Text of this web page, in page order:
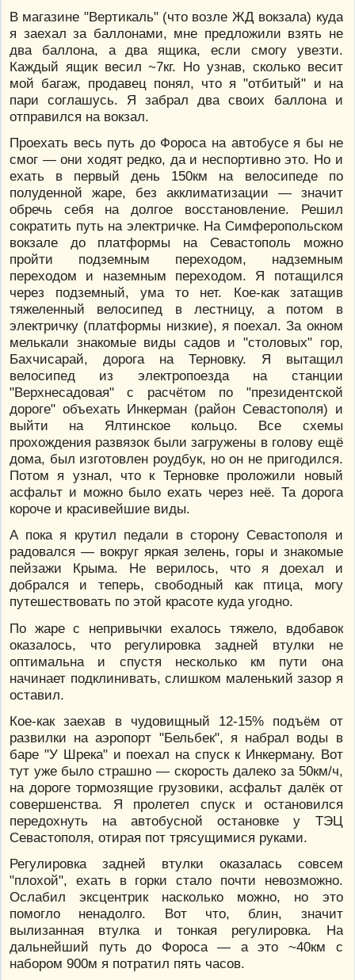
В магазине "Вертикаль" (что возле ЖД вокзала) куда
я заехал за баллонами, мне предложили взять не
два баллона, а два ящика, если смогу увезти.
Каждый ящик весил ~7кг. Но узнав, сколько весит
мой багаж, продавец понял, что я "отбитый" и на
пари соглашусь. Я забрал два своих баллона и
отправился на вокзал.
Проехать весь путь до Фороса на автобусе я бы не
смог — они ходят редко, да и неспортивно это. Но и
ехать в первый день 150км на велосипеде по
полуденной жаре, без акклиматизации — значит
обречь себя на долгое восстановление. Решил
сократить путь на электричке. На Симферопольском
вокзале до платформы на Севастополь можно
пройти подземным переходом, надземным
переходом и наземным переходом. Я потащился
через подземный, ума то нет. Кое-как затащив
тяжеленный велосипед в лестницу, а потом в
электричку (платформы низкие), я поехал. За окном
мелькали знакомые виды садов и "столовых" гор,
Бахчисарай, дорога на Терновку. Я вытащил
велосипед из электропоезда на станции
"Верхнесадовая" с расчётом по "президентской
дороге" объехать Инкерман (район Севастополя) и
выйти на Ялтинское кольцо. Все схемы
прохождения развязок были загружены в голову ещё
дома, был изготовлен роудбук, но он не пригодился.
Потом я узнал, что к Терновке проложили новый
асфальт и можно было ехать через неё. Та дорога
короче и красивейшие виды.
А пока я крутил педали в сторону Севастополя и
радовался — вокруг яркая зелень, горы и знакомые
пейзажи Крыма. Не верилось, что я доехал и
добрался и теперь, свободный как птица, могу
путешествовать по этой красоте куда угодно.
По жаре с непривычки ехалось тяжело, вдобавок
оказалось, что регулировка задней втулки не
оптимальна и спустя несколько км пути она
начинает подклинивать, слишком маленький зазор я
оставил.
Кое-как заехав в чудовищный 12-15% подъём от
развилки на аэропорт "Бельбек", я набрал воды в
баре "У Шрека" и поехал на спуск к Инкерману. Вот
тут уже было страшно — скорость далеко за 50км/ч,
на дороге тормозящие грузовики, асфальт далёк от
совершенства. Я пролетел спуск и остановился
передохнуть на автобусной остановке у ТЭЦ
Севастополя, отирая пот трясущимися руками.
Регулировка задней втулки оказалась совсем
"плохой", ехать в горки стало почти невозможно.
Ослабил эксцентрик насколько можно, но это
помогло ненадолго. Вот что, блин, значит
вылизанная втулка и тонкая регулировка. На
дальнейший путь до Фороса — а это ~40км с
набором 900м я потратил пять часов.